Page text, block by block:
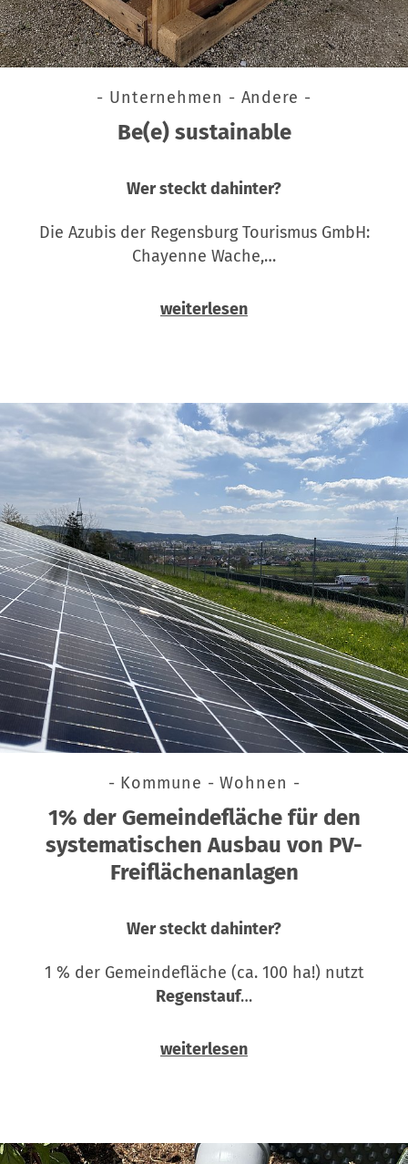
- Unternehmen - Andere -
Be(e) sustainable
Wer steckt dahinter?
Die Azubis der Regensburg Tourismus GmbH:
Chayenne Wache,…
weiterlesen
- Kommune - Wohnen -
1% der Gemeindefläche für den
systematischen Ausbau von PV-
Freiflächenanlagen
Wer steckt dahinter?
1 % der Gemeindefläche (ca. 100 ha!) nutzt
Regenstauf…
weiterlesen